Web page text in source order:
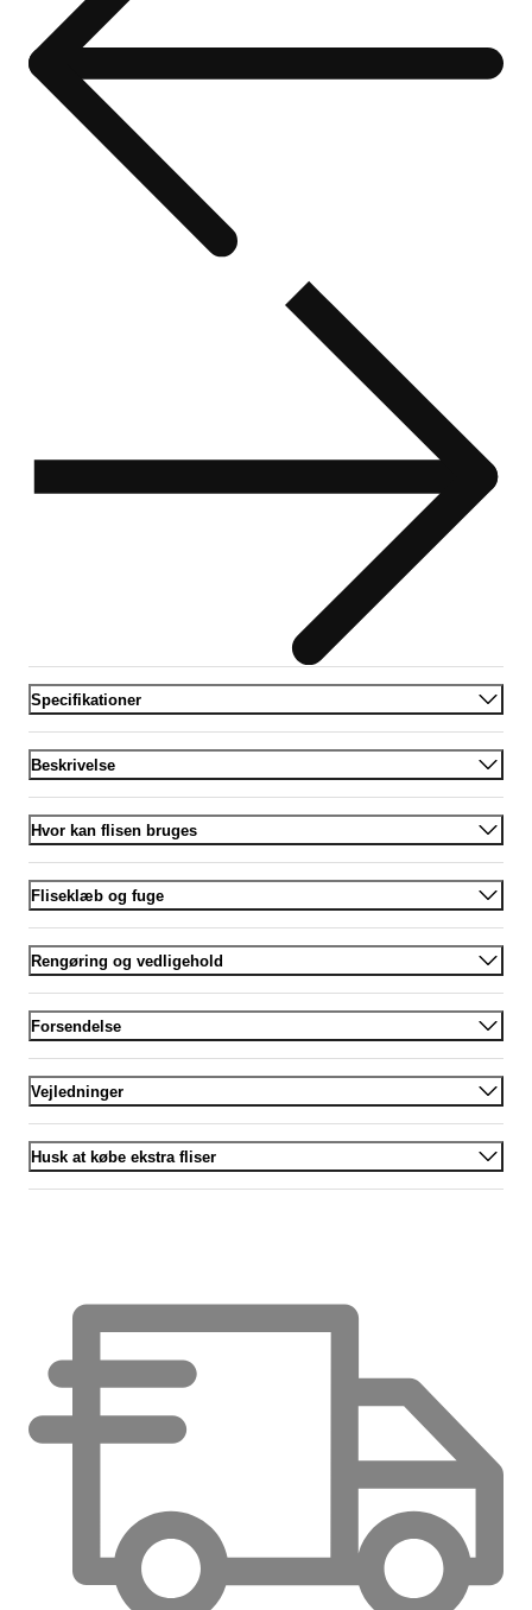
Specifikationer
Beskrivelse
Hvor kan flisen bruges
Fliseklæb og fuge
Rengøring og vedligehold
Forsendelse
Vejledninger
Husk at købe ekstra fliser